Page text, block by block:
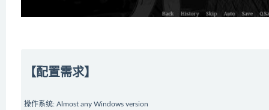
【配置需求】
操作系统: Almost any Windows version